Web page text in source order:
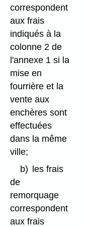
correspondent
aux frais
indiqués à la
colonne 2 de
l'annexe 1 si la
mise en
fourrière et la
vente aux
enchères sont
effectuées
dans la même
ville;
b)
les frais
de
remorquage
correspondent
aux frais